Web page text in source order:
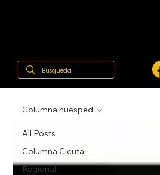
All Posts
Columna Cicuta
Regional
Columna huesped